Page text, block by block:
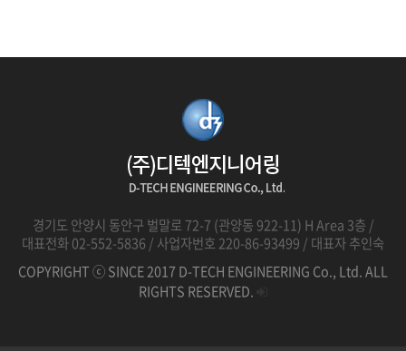
경기도 안양시 동안구 벌말로 72-7 (관양동 922-11) H Area 3층 /
대표전화 02-552-5836 / 사업자번호 220-86-93499 / 대표자 추인숙
COPYRIGHT ⓒ SINCE 2017 D-TECH ENGINEERING Co., Ltd. ALL
RIGHTS RESERVED.